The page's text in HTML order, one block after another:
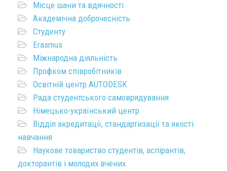
Місце шани та вдячності
Академічна доброчесність
Студенту
Erasmus
Міжнародна діяльність
Профком співробітників
Освітній центр AUTODESK
Рада студентського самоврядування
Німецько-український центр
Відділ акредитації, стандартизації та якості
навчання
Наукове товариство студентів, аспірантів,
докторантів і молодих вчених